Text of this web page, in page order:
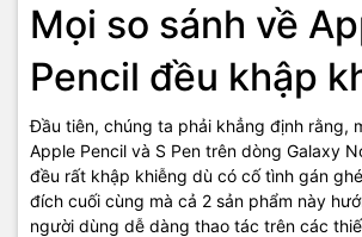
Mọi so sánh về
Pencil đều khập
Đầu tiên, chúng ta phải khẳng định rằng,
Apple Pencil và S Pen trên dòng Galaxy
đều rất khập khiễng dù có cố tình gán
đích cuối cùng mà cả 2 sản phẩm này
người dùng dễ dàng thao tác trên các